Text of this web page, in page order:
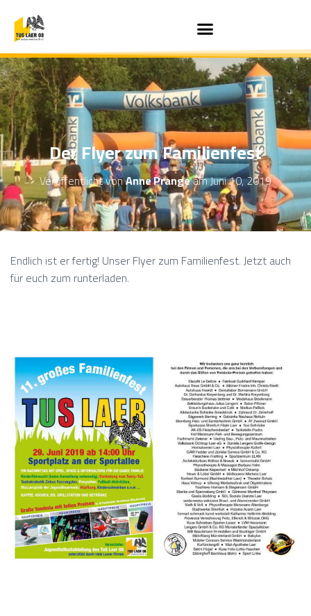
Der Flyer zum Familienfest
Veröffentlicht vonAnne PrangeamJuni 10, 2019
Endlich ist er fertig! Unser Flyer zum Familienfest. Jetzt auch
für euch zum runterladen.